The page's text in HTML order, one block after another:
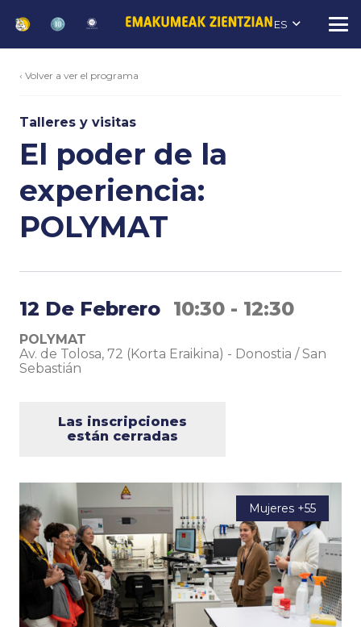
ES
‹ Volver a ver el programa
Talleres y visitas
El poder de la
experiencia:
POLYMAT
12 De Febrero 10:30 - 12:30
POLYMAT
Av. de Tolosa, 72 (Korta Eraikina) - Donostia / San
Sebastián
Las inscripciones
están cerradas
Mujeres +55